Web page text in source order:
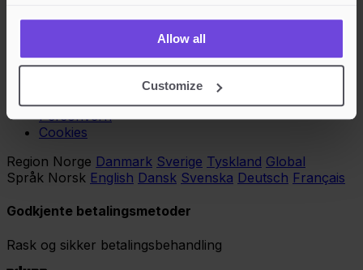
Allow all
Customize
Personvern
Cookies
Region Norge Danmark Sverige Tyskland Global
Språk Norsk English Dansk Svenska Deutsch Français
Godkjente betalingsmetoder
Rask og sikker betalingsbehandling